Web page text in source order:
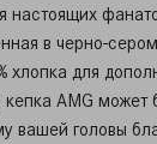
настоящих
в черно-
хлопка для
AMG может
вашей головы